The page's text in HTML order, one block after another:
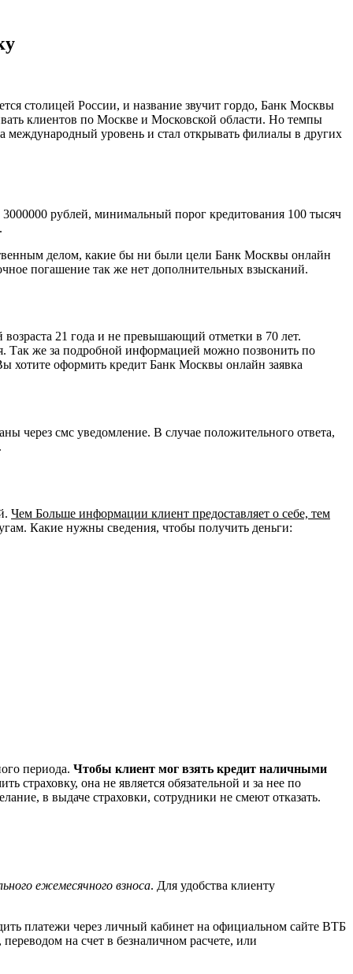
столицей России, и название звучит гордо, Банк Москвы
клиентов по Москве и Московской области. Но темпы
уровень и стал открывать филиалы в других
рублей, минимальный порог кредитования 100 тысяч
делом, какие бы ни были цели Банк Москвы онлайн
погашение так же нет дополнительных взысканий.
21 года и не превышающий отметки в 70 лет.
Так же за подробной информацией можно позвонить по
хотите оформить кредит Банк Москвы онлайн заявка
через смс уведомление. В случае положительного ответа,
Чем Больше информации клиент предоставляет о себе, тем
Какие нужны сведения, чтобы получить деньги:
периода. Чтобы клиент мог взять кредит наличными
страховку, она не является обязательной и за нее по
в выдаче страховки, сотрудники не смеют отказать.
ежемесячного взноса. Для удобства клиенту
платежи через личный кабинет на официальном сайте ВТБ
на счет в безналичном расчете, или